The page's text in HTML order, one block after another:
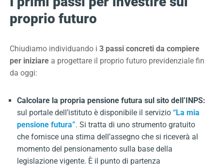
proprio futuro
Chiudiamo individuando i 3 passi concreti da compiere
per iniziare a progettare il proprio futuro previdenziale fin
da oggi:
Calcolare la propria pensione futura sul sito dell’INPS:
sul portale dell’istituto è disponibile il servizio “La mia
pensione futura”. Si tratta di uno strumento gratuito
che fornisce una stima dell’assegno che si riceverà al
momento del pensionamento sulla base della
legislazione vigente. È il punto di partenza